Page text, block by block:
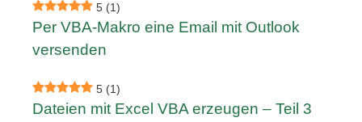
5 (1)
Per VBA-Makro eine Email mit Outlook
versenden
5 (1)
Dateien mit Excel VBA erzeugen – Teil 3